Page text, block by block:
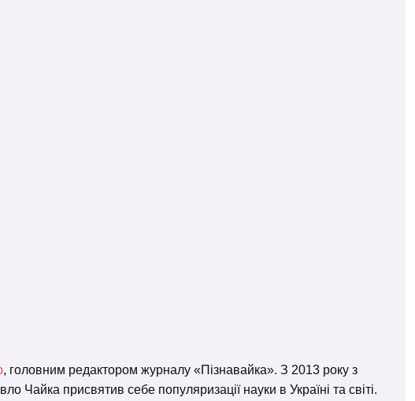
, головним редактором журналу «Пізнавайка». З 2013 року з
Чайка присвятив себе популяризації науки в Україні та світі.